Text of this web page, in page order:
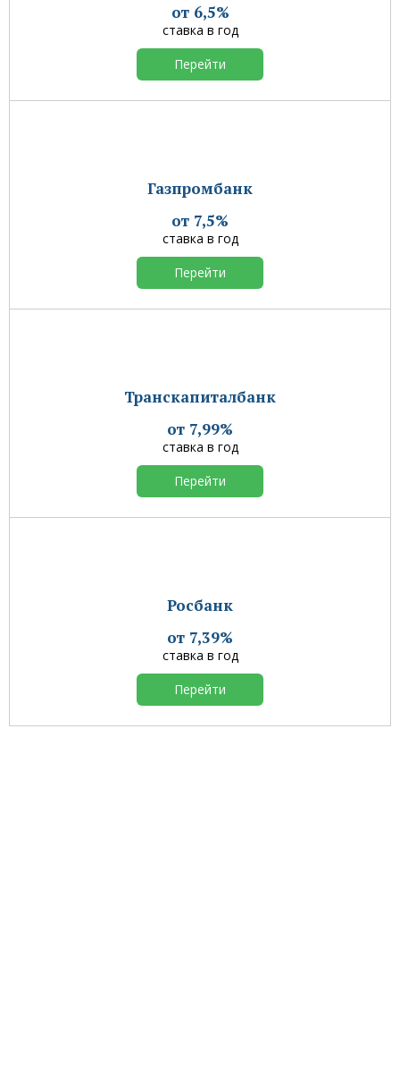
от 6,5%
ставка в год
Перейти
Газпромбанк
от 7,5%
ставка в год
Перейти
Транскапиталбанк
от 7,99%
ставка в год
Перейти
Росбанк
от 7,39%
ставка в год
Перейти